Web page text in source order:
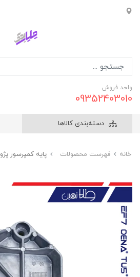
واحد فروش
09352403010
دسته‌بندی کالاها
خانه فهرست محصولات پايه کمپرسور پژو206(TU5)